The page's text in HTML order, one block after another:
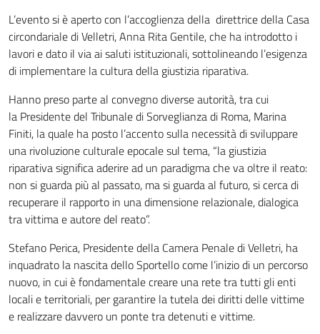
L’evento si è aperto con l’accoglienza della direttrice della Casa
circondariale di Velletri, Anna Rita Gentile, che ha introdotto i
lavori e dato il via ai saluti istituzionali, sottolineando l’esigenza
di implementare la cultura della giustizia riparativa.
Hanno preso parte al convegno diverse autorità, tra cui
la Presidente del Tribunale di Sorveglianza di Roma, Marina
Finiti, la quale ha posto l’accento sulla necessità di sviluppare
una rivoluzione culturale epocale sul tema, “la giustizia
riparativa significa aderire ad un paradigma che va oltre il reato:
non si guarda più al passato, ma si guarda al futuro, si cerca di
recuperare il rapporto in una dimensione relazionale, dialogica
tra vittima e autore del reato”.
Stefano Perica, Presidente della Camera Penale di Velletri, ha
inquadrato la nascita dello Sportello come l’inizio di un percorso
nuovo, in cui è fondamentale creare una rete tra tutti gli enti
locali e territoriali, per garantire la tutela dei diritti delle vittime
e realizzare davvero un ponte tra detenuti e vittime.